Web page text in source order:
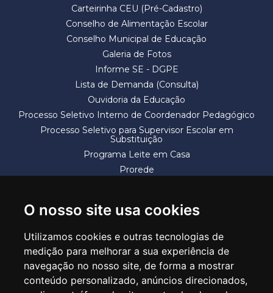
O nosso site usa cookies
Utilizamos cookies e outras tecnologias de
medição para melhorar a sua experiência de
navegação no nosso site, de forma a mostrar
conteúdo personalizado, anúncios direcionados,
Carteirinha CEU (Pré-Cadastro)
Conselho de Alimentação Escolar
Conselho Municipal de Educação
Galeria de Fotos
Informe SE - DGPE
Lista de Demanda (Consulta)
Ouvidoria da Educação
Processo Seletivo Interno de Coordenador Pedagógico
Processo Seletivo para Supervisor Escolar em
Substituição
Programa Leite em Casa
Prorede
SECRETARIA DE EDUCAÇÃO